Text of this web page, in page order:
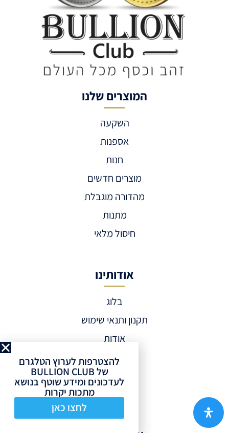
המוצרים שלנו
השקעה
אספנות
חנות
מוצרים חדשים
מהדורה מוגבלת
מתנות
חיסול מלאי
אודותינו
בלוג
תקנון ותנאי שימוש
אודות
החשבון שלי
פודקסטים
צור קשר
להצטרפות לערוץ הטלגרם
של BULLION CLUB
לעדכונים ומידע שוטף בנושא
מתכות יקרות
לחצו כאן